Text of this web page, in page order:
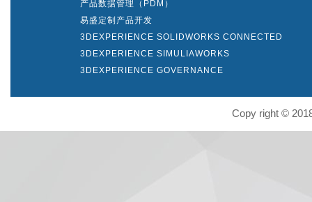
产品数据管理（PDM）
易盛定制产品开发
3DEXPERIENCE SOLIDWORKS CONNECTED
3DEXPERIENCE SIMULIAWORKS
3DEXPERIENCE GOVERNANCE
Copy right ©